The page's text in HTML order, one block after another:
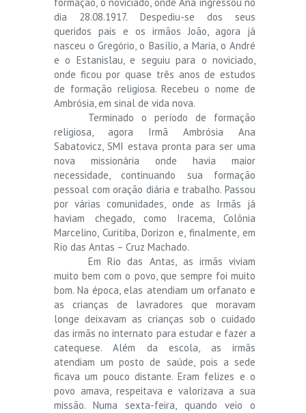
dia 28.08.1917. Despediu-se dos seus
queridos pais e os irmãos João, agora já
nasceu o Gregório, o Basílio, a Maria, o André
e o Estanislau, e seguiu para o noviciado,
onde ficou por quase três anos de estudos
de formação religiosa. Recebeu o nome de
Ambrósia, em sinal de vida nova.
Terminado o período de formação
religiosa, agora Irmã Ambrósia Ana
Sabatovicz, SMI estava pronta para ser uma
nova missionária onde havia maior
necessidade, continuando sua formação
pessoal com oração diária e trabalho. Passou
por várias comunidades, onde as Irmãs já
haviam chegado, como Iracema, Colônia
Marcelino, Curitiba, Dorizon e, finalmente, em
Rio das Antas – Cruz Machado.
Em Rio das Antas, as irmãs viviam
muito bem com o povo, que sempre foi muito
bom. Na época, elas atendiam um orfanato e
as crianças de lavradores que moravam
longe deixavam as crianças sob o cuidado
das irmãs no internato para estudar e fazer a
catequese. Além da escola, as irmãs
atendiam um posto de saúde, pois a sede
ficava um pouco distante. Eram felizes e o
povo amava, respeitava e valorizava a sua
missão. Numa sexta-feira, quando veio o